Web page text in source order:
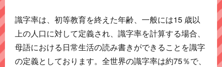
識字率は、初等教育を終えた年齢、一般には15 歳以
上の人口に対して定義され、識字率を計算する場合、
母語における日常生活の読み書きができることを識字
の定義としております。全世界の識字率は約75％で、